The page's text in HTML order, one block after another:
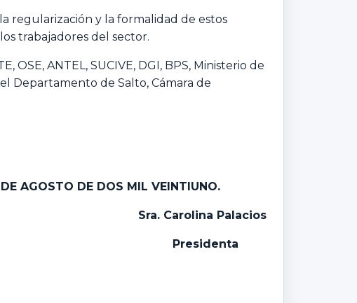
regularización y la formalidad de estos
trabajadores del sector.
ANTEL, SUCIVE, DGI, BPS, Ministerio de
Departamento de Salto, Cámara de
AGOSTO DE DOS MIL VEINTIUNO.
Sra. Carolina Palacios
Presidenta